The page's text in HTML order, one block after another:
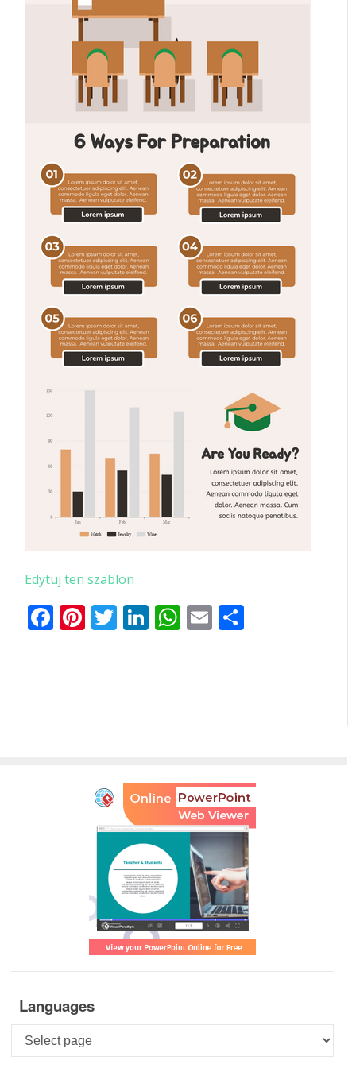
Edytuj ten szablon
Facebook
Pinterest
Twitter
LinkedIn
WhatsApp
Email
Languages
Languages